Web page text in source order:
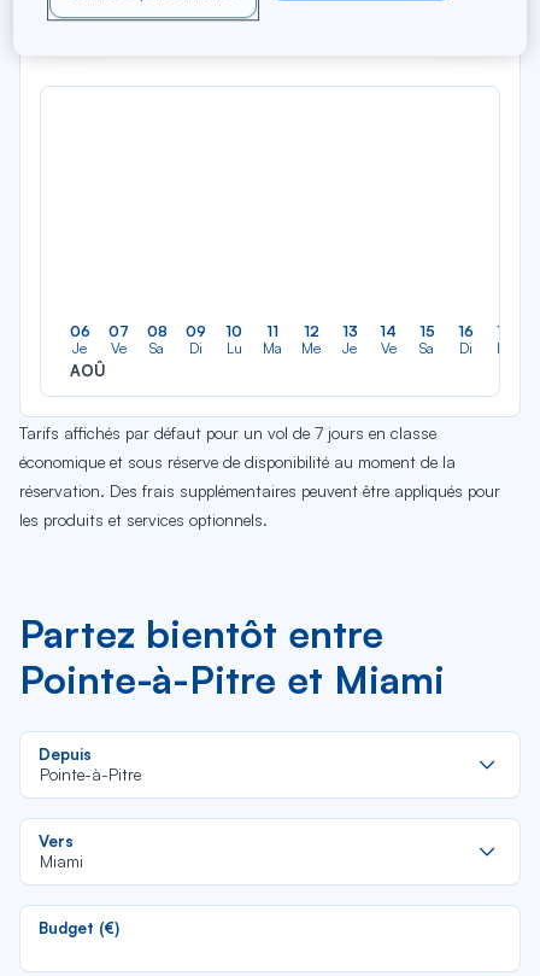
Précédent
N/A*
06
Je
AOÛ
07
Ve
08
Sa
09
Di
10
Lu
11
Ma
12
Me
13
Je
14
Ve
15
Sa
16
Di
17
Lu
Tarifs affichés par défaut pour un vol de 7 jours en classe
économique et sous réserve de disponibilité au moment de la
réservation. Des frais supplémentaires peuvent être appliqués pour
les produits et services optionnels.
Partez bientôt entre
Pointe-à-Pitre et Miami
Depuis
Pointe-à-Pitre
Vers
Miami
Budget (€)